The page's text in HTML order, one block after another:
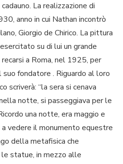
La realizzazione di
anno in cui Nathan incontrò
Giorgio de Chirico. La pittura
su di lui un grande
a Roma, nel 1925, per
fondatore . Riguardo al loro
scriverà: “la sera si cenava
notte, si passeggiava per le
una notte, era maggio e
vedere il monumento equestre
della metafisica che
statue, in mezzo alle